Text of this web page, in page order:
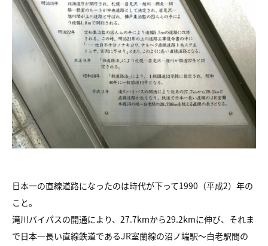
日本一の直線道路になったのは時代が下って1990（平成2）年の
こと。
滝川バイパスの開通により、27.7kmから29.2kmに伸び、それま
で日本一長い直線鉄道であるJR室蘭線の沼ノ端駅～白老駅間の